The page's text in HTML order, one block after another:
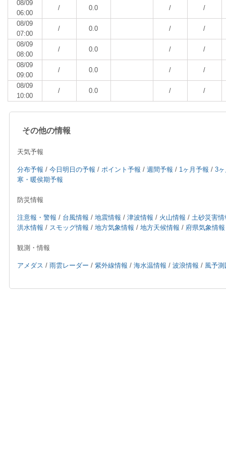
08/09
06:00
/ 0.0 / /
08/09
07:00
/ 0.0 / /
08/09
08:00
/ 0.0 / /
08/09
09:00
/ 0.0 / /
08/09
10:00
/ 0.0 / /
その他の情報
天気予報
分布予報 / 今日明日の予報 / ポイント予報 / 週間予報 / 1ヶ月予報 / 3
寒・暖侯期予報
防災情報
注意報・警報 / 台風情報 / 地震情報 / 津波情報 / 火山情報 / 土砂災害情
洪水情報 / スモッグ情報 / 地方気象情報 / 地方天候情報 / 府県気象情報
観測・情報
アメダス / 雨雲レーダー / 紫外線情報 / 海水温情報 / 波浪情報 / 風予測